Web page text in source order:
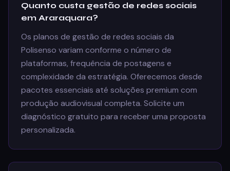
Quanto custa gestão de redes sociais
em Araraquara?
Os planos de gestão de redes sociais da
Polisenso variam conforme o número de
plataformas, frequência de postagens e
complexidade da estratégia. Oferecemos desde
pacotes essenciais até soluções premium com
produção audiovisual completa. Solicite um
diagnóstico gratuito para receber uma proposta
personalizada.